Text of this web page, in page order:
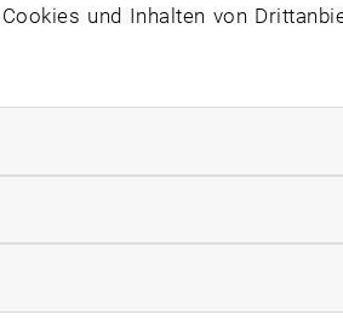
und Inhalten von
zulassen